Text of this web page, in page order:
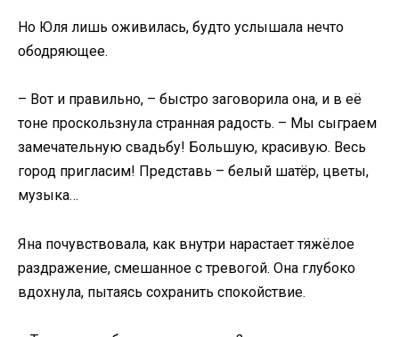
Но Юля лишь оживилась, будто услышала нечто
ободряющее.
– Вот и правильно, – быстро заговорила она, и в её
тоне проскользнула странная радость. – Мы сыграем
замечательную свадьбу! Большую, красивую. Весь
город пригласим! Представь – белый шатёр, цветы,
музыка…
Яна почувствовала, как внутри нарастает тяжёлое
раздражение, смешанное с тревогой. Она глубоко
вдохнула, пытаясь сохранить спокойствие.